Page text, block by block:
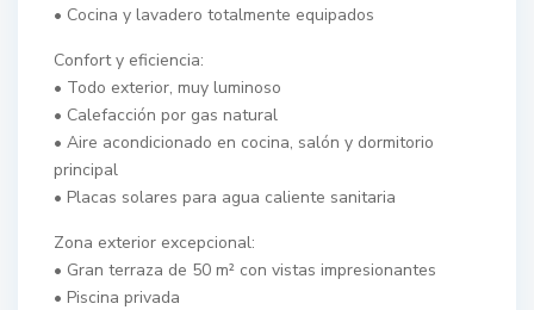
• Cocina y lavadero totalmente equipados
Confort y eficiencia:
• Todo exterior, muy luminoso
• Calefacción por gas natural
• Aire acondicionado en cocina, salón y dormitorio
principal
• Placas solares para agua caliente sanitaria
Zona exterior excepcional:
• Gran terraza de 50 m² con vistas impresionantes
• Piscina privada